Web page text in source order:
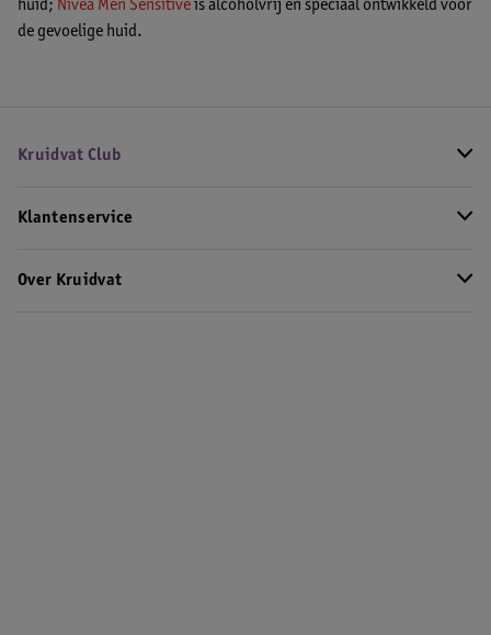
huid; Nivea Men Sensitiveis alcoholvrij en speciaal ontwikkeld voor
de gevoelige huid.
Kruidvat Club
Klantenservice
Over Kruidvat